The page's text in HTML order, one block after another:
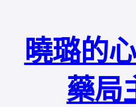
曉璐的
藥局